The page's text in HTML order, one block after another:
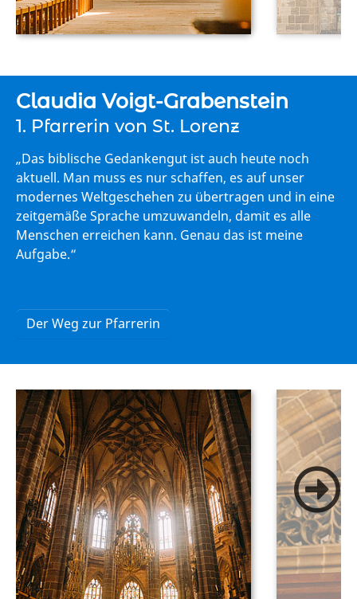
Claudia Voigt-Grabenstein
1. Pfarrerin von St. Lorenz
„Das biblische Gedankengut ist auch heute noch
aktuell. Man muss es nur schaffen, es auf unser
modernes Weltgeschehen zu übertragen und in eine
zeitgemäße Sprache umzuwandeln, damit es alle
Menschen erreichen kann. Genau das ist meine
Aufgabe.“
Der Weg zur Pfarrerin